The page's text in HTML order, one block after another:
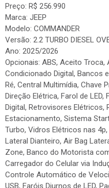
Preço: R$ 256.990
Marca: JEEP
Modelo: COMMANDER
Versão: 2.2 TURBO DIESEL
Ano: 2025/2026
Opcionais: ABS, Aceito Troca,
Condicionado Digital, Bancos
Ré, Central Multimídia, Chave
Direção Elétrica, Farol de LED,
Digital, Retrovisores Elétricos,
Estacionamento, Sistema
Turbo, Vidros Elétricos nas
Lateral Dianteiro, Air Bag
Zone, Banco do Motorista
Carregador do Celular via
Controle Automático de
USB, Faróis Diurnos de LED,